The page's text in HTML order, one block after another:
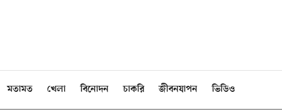
মতামত খেলা বিনোদন চাকরি জীবনযাপন ভিডিও